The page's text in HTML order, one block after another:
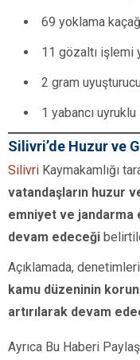
69 yoklama
11 gözaltı işlemi
2 gram
1 yabancı
Silivri’de Huzur ve
Silivri Kaymakamlığı
vatandaşların huzur
emniyet ve jandarma
devam edeceği
Açıklamada,
kamu düzeninin
artırılarak devam
Ayrıca Bu Haberi